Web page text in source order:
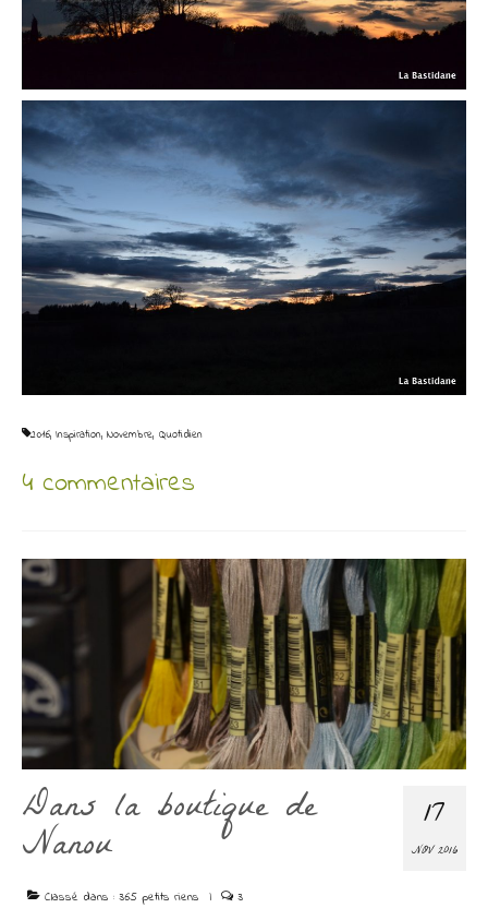
2016, Inspiration, Novembre, Quotidien
4 commentaires
17
NOV 2016
Dans la boutique de
Nanou
Classé dans : 365 petits riens | 3